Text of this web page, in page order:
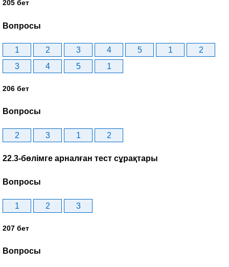
205 бет
Вопросы
1 2 3 4 5 1
2
3
4 5 1
206 бет
Вопросы
2 3 1 2
22.3-бөлімге арналған тест сұрақтары
Вопросы
1 2 3
207 бет
Вопросы